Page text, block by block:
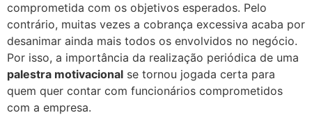
comprometida com os objetivos esperados. Pelo
contrário, muitas vezes a cobrança excessiva acaba por
desanimar ainda mais todos os envolvidos no negócio.
Por isso, a importância da realização periódica de uma
palestra motivacional se tornou jogada certa para
quem quer contar com funcionários comprometidos
com a empresa.